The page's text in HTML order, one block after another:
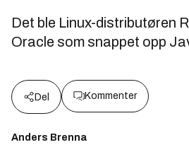
Det ble Linux-distributøren
Oracle som snappet opp
Del Kommenter
Anders Brenna